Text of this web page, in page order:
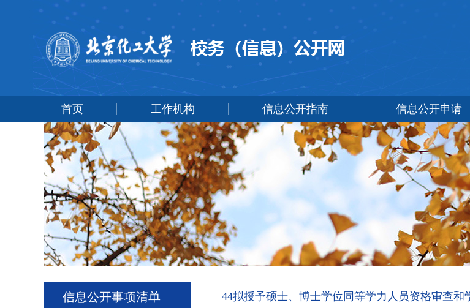
首页 工作机构 信息公开指南 信息公开申请
信息公开事项清单 44拟授予硕士、博士学位同等学力人员资格审查和